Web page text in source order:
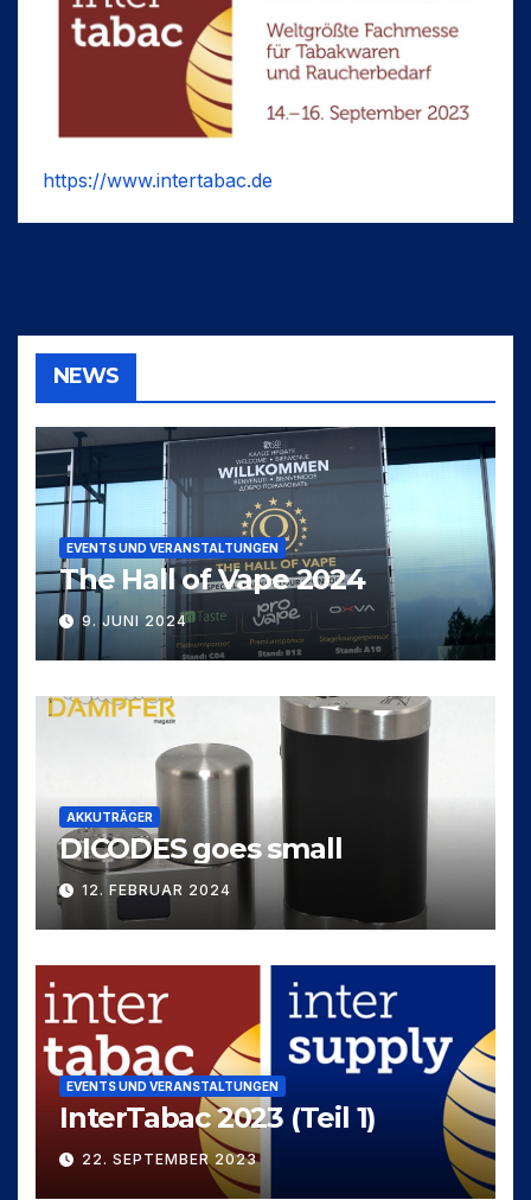
https://www.intertabac.de
NEWS
EVENTS UND VERANSTALTUNGEN
The Hall of Vape 2024
9. JUNI 2024
AKKUTRÄGER
DICODES goes small
12. FEBRUAR 2024
EVENTS UND VERANSTALTUNGEN
InterTabac 2023 (Teil 1)
22. SEPTEMBER 2023